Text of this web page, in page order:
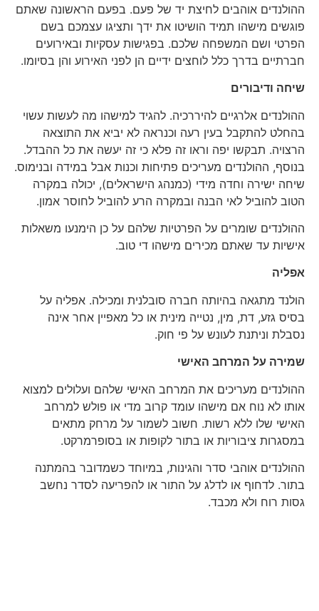
ההולנדים אוהבים לחיצת יד של פעם. בפעם הראשונה שאתם
פוגשים מישהו תמיד הושיטו את ידך ותציגו עצמכם בשם
הפרטי ושם המשפחה שלכם. בפגישות עסקיות ובאירועים
חברתיים בדרך כלל לוחצים ידיים הן לפני האירוע והן בסיומו.
שיחה ודיבורים
ההולנדים אלרגיים להיררכיה. להגיד למישהו מה לעשות עשוי
בהחלט להתקבל בעין רעה וכנראה לא יביא את התוצאה
הרצויה. תבקשו יפה וראו זה פלא כי זה יעשה את כל ההבדל.
בנוסף, ההולנדים מעריכים פתיחות וכנות אבל במידה ובנימוס.
שיחה ישירה וחדה מידי (כמנהג הישראלים), יכולה במקרה
הטוב להוביל לאי הבנה ובמקרה הרע להוביל לחוסר אמון.
ההולנדים שומרים על הפרטיות שלהם על כן הימנעו משאלות
אישיות עד שאתם מכירים מישהו די טוב.
אפליה
הולנד מתגאה בהיותה חברה סובלנית ומכילה. אפליה על
בסיס גזע, דת, מין, נטייה מינית או כל מאפיין אחר אינה
נסבלת וניתנת לעונש על פי חוק.
שמירה על המרחב האישי
ההולנדים מעריכים את המרחב האישי שלהם ועלולים למצוא
אותו לא נוח אם מישהו עומד קרוב מדי או פולש למרחב
האישי שלו ללא רשות. חשוב לשמור על מרחק מתאים
במסגרות ציבוריות או בתור לקופות או בסופרמרקט.
ההולנדים אוהבי סדר והגינות, במיוחד כשמדובר בהמתנה
בתור. לדחוף או לדלג על התור או להפריעה לסדר נחשב
גסות רוח ולא מכבד.